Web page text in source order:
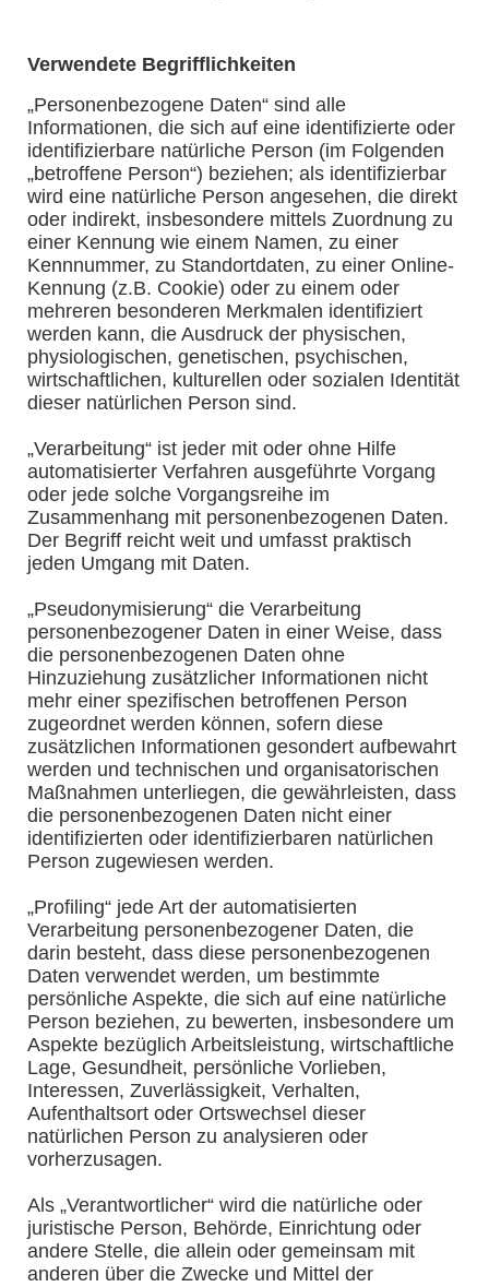
Verwendete Begrifflichkeiten
„Personenbezogene Daten“ sind alle
Informationen, die sich auf eine identifizierte oder
identifizierbare natürliche Person (im Folgenden
„betroffene Person“) beziehen; als identifizierbar
wird eine natürliche Person angesehen, die direkt
oder indirekt, insbesondere mittels Zuordnung zu
einer Kennung wie einem Namen, zu einer
Kennnummer, zu Standortdaten, zu einer Online-
Kennung (z.B. Cookie) oder zu einem oder
mehreren besonderen Merkmalen identifiziert
werden kann, die Ausdruck der physischen,
physiologischen, genetischen, psychischen,
wirtschaftlichen, kulturellen oder sozialen Identität
dieser natürlichen Person sind.
„Verarbeitung“ ist jeder mit oder ohne Hilfe
automatisierter Verfahren ausgeführte Vorgang
oder jede solche Vorgangsreihe im
Zusammenhang mit personenbezogenen Daten.
Der Begriff reicht weit und umfasst praktisch
jeden Umgang mit Daten.
„Pseudonymisierung“ die Verarbeitung
personenbezogener Daten in einer Weise, dass
die personenbezogenen Daten ohne
Hinzuziehung zusätzlicher Informationen nicht
mehr einer spezifischen betroffenen Person
zugeordnet werden können, sofern diese
zusätzlichen Informationen gesondert aufbewahrt
werden und technischen und organisatorischen
Maßnahmen unterliegen, die gewährleisten, dass
die personenbezogenen Daten nicht einer
identifizierten oder identifizierbaren natürlichen
Person zugewiesen werden.
„Profiling“ jede Art der automatisierten
Verarbeitung personenbezogener Daten, die
darin besteht, dass diese personenbezogenen
Daten verwendet werden, um bestimmte
persönliche Aspekte, die sich auf eine natürliche
Person beziehen, zu bewerten, insbesondere um
Aspekte bezüglich Arbeitsleistung, wirtschaftliche
Lage, Gesundheit, persönliche Vorlieben,
Interessen, Zuverlässigkeit, Verhalten,
Aufenthaltsort oder Ortswechsel dieser
natürlichen Person zu analysieren oder
vorherzusagen.
Als „Verantwortlicher“ wird die natürliche oder
juristische Person, Behörde, Einrichtung oder
andere Stelle, die allein oder gemeinsam mit
anderen über die Zwecke und Mittel der